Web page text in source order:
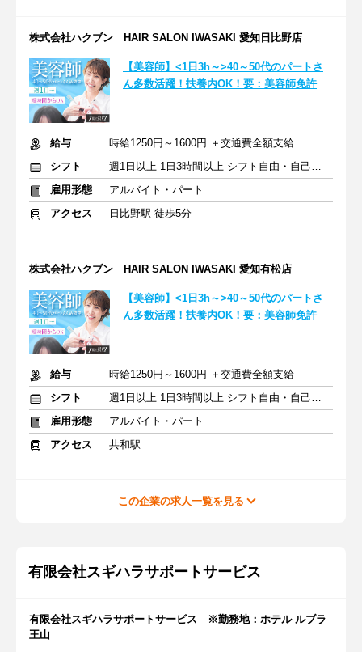
株式会社ハクブン HAIR SALON IWASAKI 愛知日比野店
【美容師】<1日3h～>40～50代のパートさ
ん多数活躍！扶養内OK！要：美容師免許
給与
時給1250円～1600円 ＋交通費全額支給
シフト
週1日以上 1日3時間以上 シフト自由・自己申告
雇用形態
アルバイト・パート
アクセス
日比野駅 徒歩5分
株式会社ハクブン HAIR SALON IWASAKI 愛知有松店
【美容師】<1日3h～>40～50代のパートさ
ん多数活躍！扶養内OK！要：美容師免許
給与
時給1250円～1600円 ＋交通費全額支給
シフト
週1日以上 1日3時間以上 シフト自由・自己申告
雇用形態
アルバイト・パート
アクセス
共和駅
この企業の求人一覧を見る
有限会社スギハラサポートサービス
有限会社スギハラサポートサービス ※勤務地：ホテル ルブラ
王山